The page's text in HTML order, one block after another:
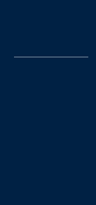
آراء متنوع
اکوایران با
آمارها،
را با رویکردی